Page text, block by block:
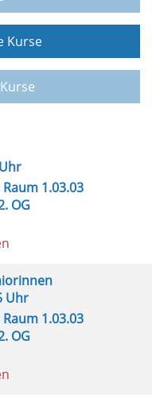
Kurse
1.03.03
OG
Uhr
1.03.03
OG